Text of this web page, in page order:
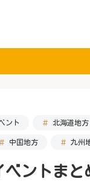
ント 北海道地方
中国地方 九州
ベントま